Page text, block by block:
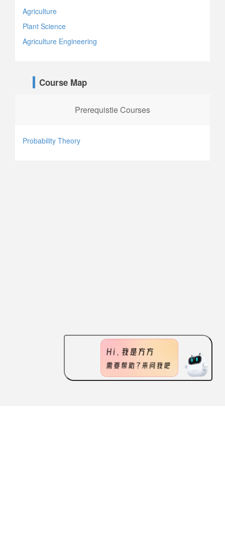
Agriculture
Plant Science
Agriculture Engineering
Course Map
Prerequistie Courses
Probability Theory